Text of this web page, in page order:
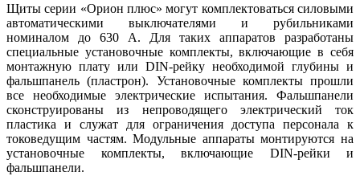
Щиты серии «Орион плюс» могут комплектоваться силовыми
автоматическими выключателями и рубильниками
номиналом до 630 А. Для таких аппаратов разработаны
специальные установочные комплекты, включающие в себя
монтажную плату или DIN-рейку необходимой глубины и
фальшпанель (пластрон). Установочные комплекты прошли
все необходимые электрические испытания. Фальшпанели
сконструированы из непроводящего электрический ток
пластика и служат для ограничения доступа персонала к
токоведущим частям. Модульные аппараты монтируются на
установочные комплекты, включающие DIN-рейки и
фальшпанели.